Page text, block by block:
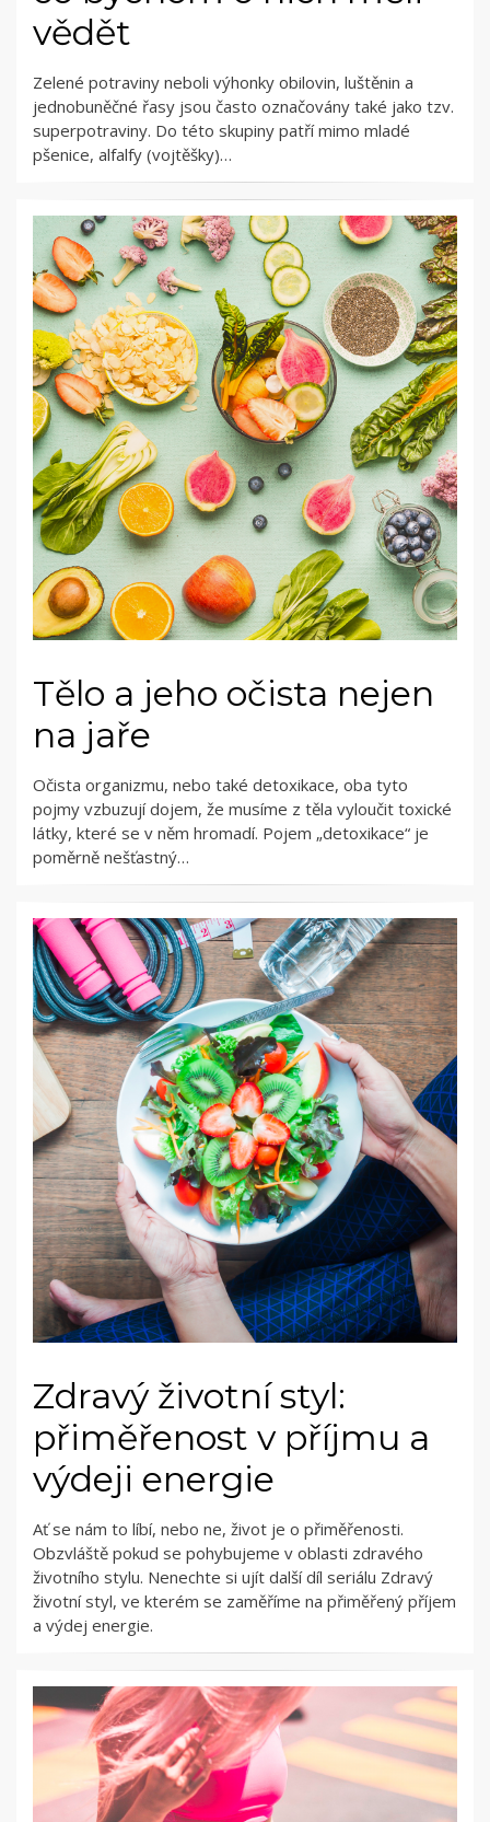
vědět
Zelené potraviny neboli výhonky obilovin, luštěnin a
jednobuněčné řasy jsou často označovány také jako tzv.
superpotraviny. Do této skupiny patří mimo mladé
pšenice, alfalfy (vojtěšky)…
Tělo a jeho očista nejen
na jaře
Očista organizmu, nebo také detoxikace, oba tyto
pojmy vzbuzují dojem, že musíme z těla vyloučit toxické
látky, které se v něm hromadí. Pojem „detoxikace“ je
poměrně nešťastný…
Zdravý životní styl:
přiměřenost v příjmu a
výdeji energie
Ať se nám to líbí, nebo ne, život je o přiměřenosti.
Obzvláště pokud se pohybujeme v oblasti zdravého
životního stylu. Nenechte si ujít další díl seriálu Zdravý
životní styl, ve kterém se zaměříme na přiměřený příjem
a výdej energie.